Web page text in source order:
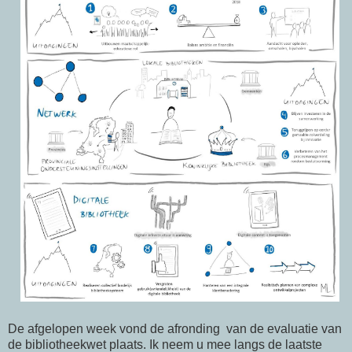
De afgelopen week vond de afronding van de evaluatie van
de bibliotheekwet plaats. Ik neem u mee langs de laatste